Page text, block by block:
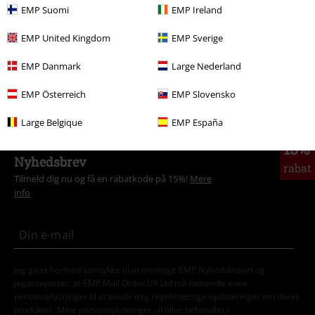
EMP Suomi EMP Ireland
EMP United Kingdom EMP Sverige
EMP Danmark Large Nederland
EMP Österreich EMP Slovensko
Large Belgique EMP España
Udsalg % Tøj T-Shirts
Underholdning
Herre T-shirts & toppe T-shirts
Gaming T-shirts & toppe T-shirts
15%
rabat
Nyhedsbrev
Tilmeld dig nu og få en rabatkode på 15%! Mere
info
Jeg giver hermed samtykke til at modtage EMP Nyhedsbrevet og
jegaccepterer, at EMP Mail Order UK Ltd må behandle mine
personoplysninger til at sende mig regelmæssige opdateringer om deres
produkter. Mine personoplysninger vil blive behandlet i